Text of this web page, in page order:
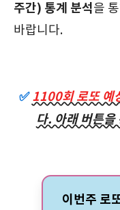
주간) 통계 분석을
바랍니다.
✅1100회 로또 예
다. 아래 버튼을
이번주 로